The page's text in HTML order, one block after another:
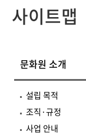
사이트맵
문화원 소개
설립 목적
조직·규정
사업 안내